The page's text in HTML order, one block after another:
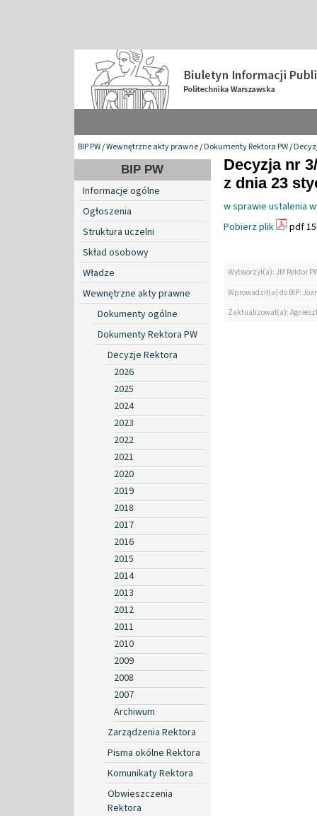
BIP PW/Wewnętrzne akty prawne/Dokumenty Rektora PW/
BIP PW
Informacje ogólne
Ogłoszenia
Struktura uczelni
Skład osobowy
Władze
Wewnętrzne akty prawne
Dokumenty ogólne
Dokumenty Rektora PW
Decyzje Rektora
2026
2025
2024
2023
2022
2021
2020
2019
2018
2017
2016
2015
2014
2013
2012
2011
2010
2009
2008
2007
Archiwum
Zarządzenia Rektora
Pisma okólne Rektora
Komunikaty Rektora
Obwieszczenia
Rektora
Decyzja nr
z dnia 23
w sprawie ustalenia
Pobierz plik
pdf
Wytworzył(a): JM Rektor
Wprowadził(a) do BIP:
Zaktualizował(a):